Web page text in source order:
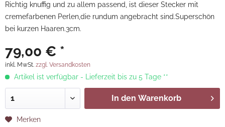
Richtig knuffig und zu allem passend, ist dieser Stecker mit
cremefarbenen Perlen,die rundum angebracht sind.Superschön
bei kurzen Haaren.3cm.
79,00 € *
inkl. MwSt. zzgl. Versandkosten
Artikel ist verfügbar - Lieferzeit bis zu 5 Tage **
In den Warenkorb
Merken